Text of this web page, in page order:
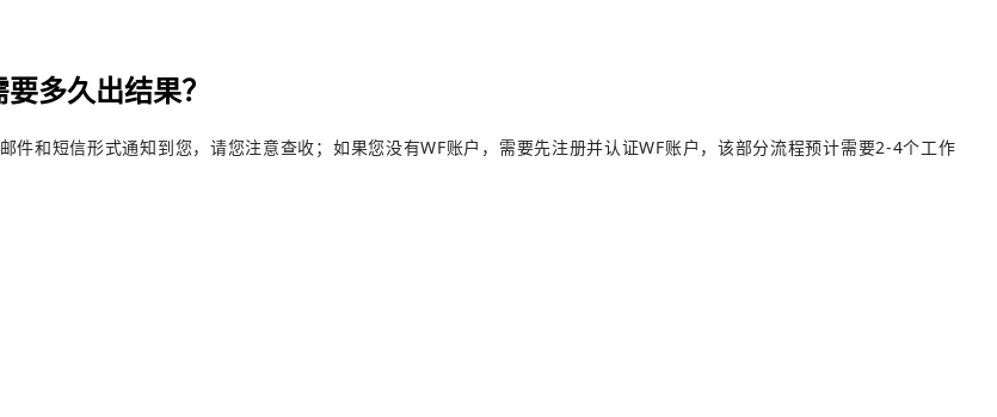
多久出结果？
和短信形式通知到您，请您注意查收；如果您没有WF账户，需要先注册并认证WF账户，该部分流程预计需要2-4个工作